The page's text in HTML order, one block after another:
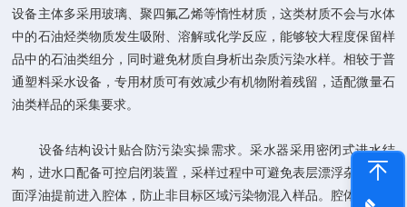
设备主体多采用玻璃、聚四氟乙烯等惰性材质，这类材质不会与水体
中的石油烃类物质发生吸附、溶解或化学反应，能够较大程度保留样
品中的石油类组分，同时避免材质自身析出杂质污染水样。相较于普
通塑料采水设备，专用材质可有效减少有机物附着残留，适配微量石
油类样品的采集要求。
设备结构设计贴合防污染实操需求。采水器采用密闭式进水结
构，进水口配备可控启闭装置，采样过程中可避免表层漂浮杂质、水
面浮油提前进入腔体，防止非目标区域污染物混入样品。腔体内部设